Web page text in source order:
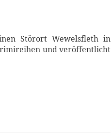
Störort Wewelsfleth in
und veröffentlicht